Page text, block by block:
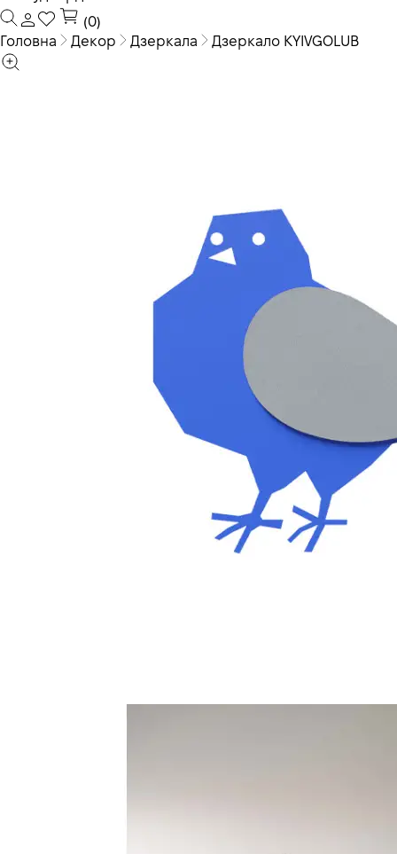
(0)
Головна
Декор Дзеркала Дзеркало KYIVGOLUB